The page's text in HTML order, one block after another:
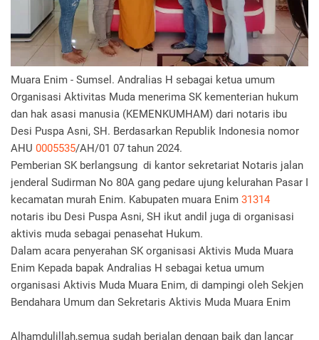
Muara Enim - Sumsel. Andralias H sebagai ketua umum
Organisasi Aktivitas Muda menerima SK kementerian hukum
dan hak asasi manusia (KEMENKUMHAM) dari notaris ibu
Desi Puspa Asni, SH. Berdasarkan Republik Indonesia nomor
AHU 0005535/AH/01 07 tahun 2024.
Pemberian SK berlangsung di kantor sekretariat Notaris jalan
jenderal Sudirman No 80A gang pedare ujung kelurahan Pasar I
kecamatan murah Enim. Kabupaten muara Enim 31314
notaris ibu Desi Puspa Asni, SH ikut andil juga di organisasi
aktivis muda sebagai penasehat Hukum.
Dalam acara penyerahan SK organisasi Aktivis Muda Muara
Enim Kepada bapak Andralias H sebagai ketua umum
organisasi Aktivis Muda Muara Enim, di dampingi oleh Sekjen
Bendahara Umum dan Sekretaris Aktivis Muda Muara Enim
Alhamdulillah,semua sudah berjalan dengan baik dan lancar